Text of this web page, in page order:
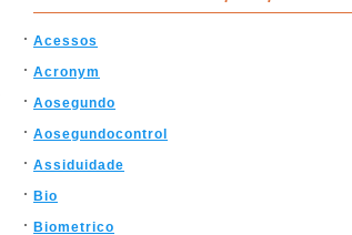
Acessos
Acronym
Aosegundo
Aosegundocontrol
Assiduidade
Bio
Biometrico